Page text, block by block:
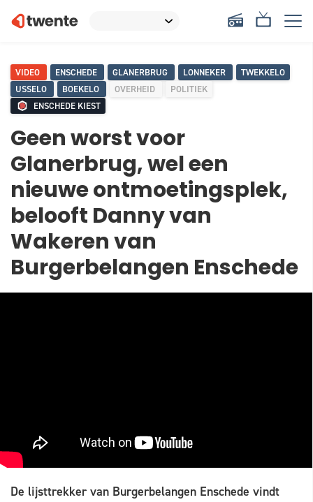
VIDEO ENSCHEDE GLANERBRUG LONNEKER
TWEKKELO
USSELO
BOEKELO OVERHEID
POLITIEK
ENSCHEDE KIEST
Geen worst voor
Glanerbrug, wel een
nieuwe ontmoetingsplek,
belooft Danny van
Wakeren van
Burgerbelangen Enschede
De lijsttrekker van Burgerbelangen Enschede vindt